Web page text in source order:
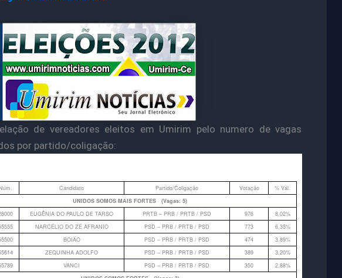
de vereadores eleitos em Umirim pelo numero de vagas
por partido/coligação:
Candidato Partido/Coligação Votação
% Vál.
UNIDOS SOMOS MAIS FORTES (Vagas: 5)
EUGÊNIA DO PAULO DE TARSO PRTB – PRB / PRTB / PSD 976
8,02%
NARCÉLIO DO ZÉ AFRANIO PSD – PRB / PRTB / PSD 773
6,35%
BOIÃO PSD – PRB / PRTB / PSD 474
3,89%
ZEQUINHA ADOLFO PSD – PRB / PRTB / PSD 389
3,20%
VANCI PSD – PRB / PRTB / PSD 350
2,88%